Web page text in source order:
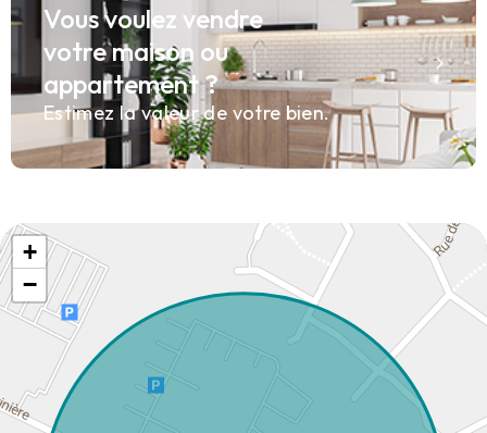
Vous voulez vendre
votre maison ou
appartement ?
Estimez la valeur de votre bien.
+
−